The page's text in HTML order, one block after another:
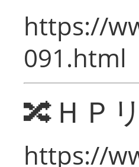
https://
091.html
🔀ＨＰ
https://